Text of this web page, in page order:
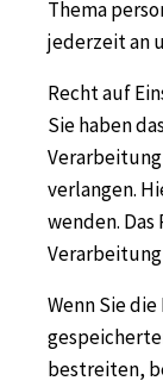
Thema
jederzeit an
Recht auf
Sie haben
verlangen.
wenden.
Wenn Sie
bestreiten,